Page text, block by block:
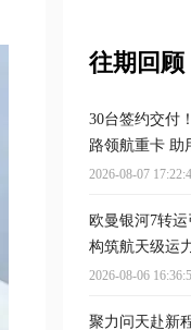
往期回顾
30台签约交付
路领航重卡 助
2026-08-07
欧曼银河7转
构筑航天级运
2026-08-06
聚力问天赴新